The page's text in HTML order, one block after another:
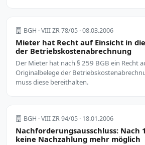
BGH · VIII ZR 78/05 · 08.03.2006
Mieter hat Recht auf Einsicht in
der Betriebskostenabrechnung
Der Mieter hat nach § 259 BGB ein Recht
Originalbelege der
muss diese bereithalten.
BGH · VIII ZR 94/05 · 18.01.2006
Nachforderungsausschluss: Nach
keine Nachzahlung mehr möglich